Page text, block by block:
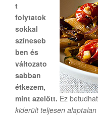
t
folytatok
sokkal
színeseb
ben és
változato
sabban
étkezem,
mint azelőtt. Ez
kiderült teljesen